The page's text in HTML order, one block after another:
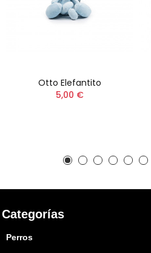
Otto Elefantito
5,00 €
Categorías
Perros